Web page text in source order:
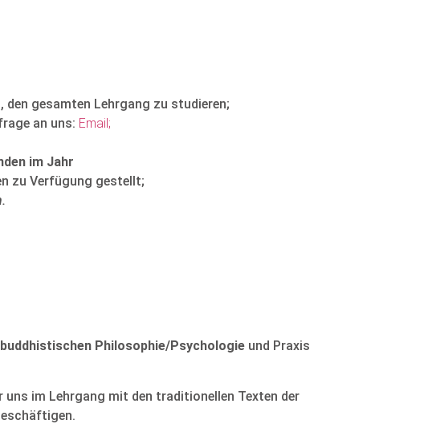
den gesamten Lehrgang zu studieren;
an uns: Email;
im Jahr
zu Verfügung gestellt;
Philosophie/Psychologie und Praxis
uns im Lehrgang mit den traditionellen Texten der